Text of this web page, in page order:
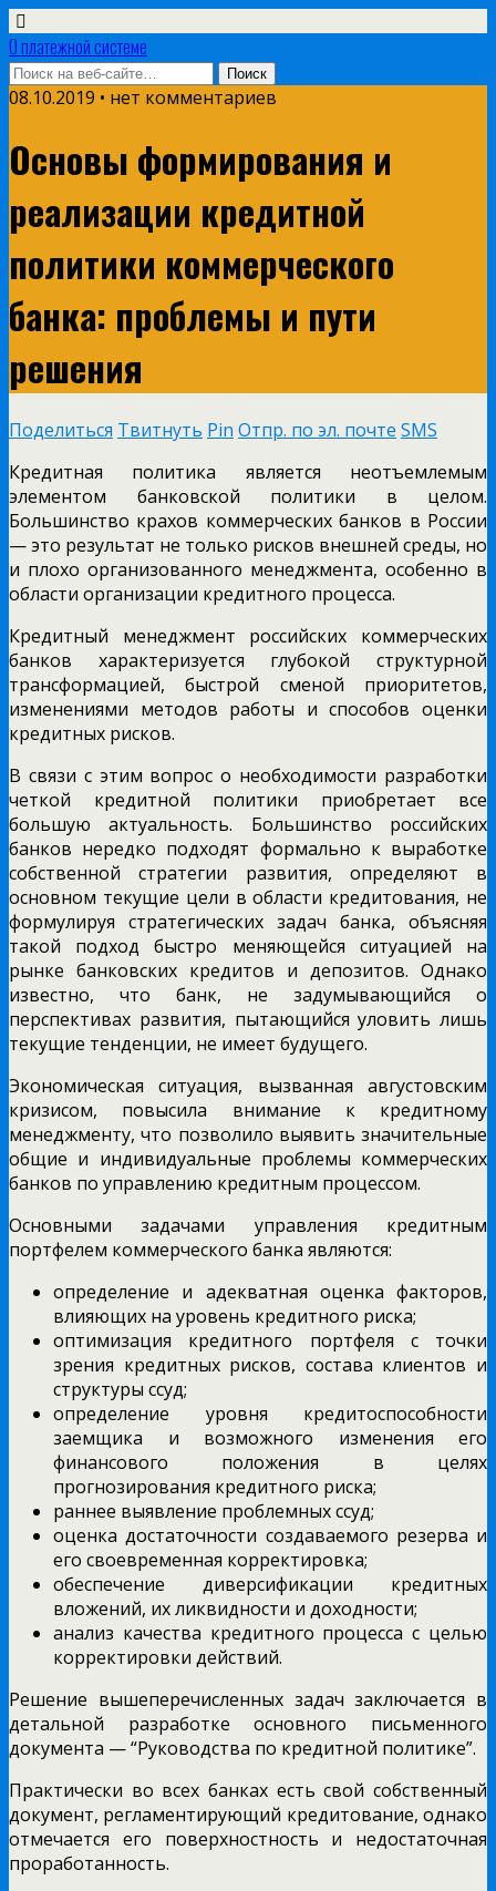
О платежной системе
08.10.2019 • нет комментариев
Основы формирования и
реализации кредитной
политики коммерческого
банка: проблемы и пути
решения
Поделиться Твитнуть Pin Отпр. по эл. почте SMS
Кредитная политика является неотъемлемым
элементом банковской политики в целом.
Большинство крахов коммерческих банков в России
— это результат не только рисков внешней среды, но
и плохо организованного менеджмента, особенно в
области организации кредитного процесса.
Кредитный менеджмент российских коммерческих
банков характеризуется глубокой структурной
трансформацией, быстрой сменой приоритетов,
изменениями методов работы и способов оценки
кредитных рисков.
В связи с этим вопрос о необходимости разработки
четкой кредитной политики приобретает все
большую актуальность. Большинство российских
банков нередко подходят формально к выработке
собственной стратегии развития, определяют в
основном текущие цели в области кредитования, не
формулируя стратегических задач банка, объясняя
такой подход быстро меняющейся ситуацией на
рынке банковских кредитов и депозитов. Однако
известно, что банк, не задумывающийся о
перспективах развития, пытающийся уловить лишь
текущие тенденции, не имеет будущего.
Экономическая ситуация, вызванная августовским
кризисом, повысила внимание к кредитному
менеджменту, что позволило выявить значительные
общие и индивидуальные проблемы коммерческих
банков по управлению кредитным процессом.
Основными задачами управления кредитным
портфелем коммерческого банка являются:
определение и адекватная оценка факторов,
влияющих на уровень кредитного риска;
оптимизация кредитного портфеля с точки
зрения кредитных рисков, состава клиентов и
структуры ссуд;
определение уровня кредитоспособности
заемщика и возможного изменения его
финансового положения в целях
прогнозирования кредитного риска;
раннее выявление проблемных ссуд;
оценка достаточности создаваемого резерва и
его своевременная корректировка;
обеспечение диверсификации кредитных
вложений, их ликвидности и доходности;
анализ качества кредитного процесса с целью
корректировки действий.
Решение вышеперечисленных задач заключается в
детальной разработке основного письменного
документа — “Руководства по кредитной политике”.
Практически во всех банках есть свой собственный
документ, регламентирующий кредитование, однако
отмечается его поверхностность и недостаточная
проработанность.